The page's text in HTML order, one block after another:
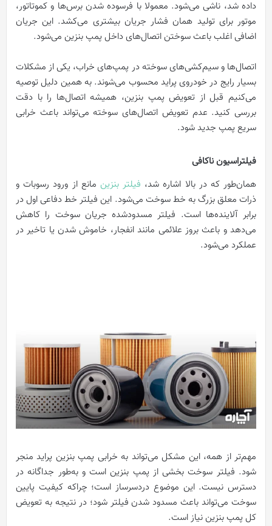
داده شد، ناشی می‌شود. معمولا با فرسوده شدن برس‌ها و کموتاتور،
موتور برای تولید همان فشار جریان بیشتری می‌کشد. این جریان
اضافی اغلب باعث سوختن اتصال‌های داخل پمپ بنزین می‌شود.
اتصال‌ها و سیم‌کشی‌های سوخته در پمپ‌های خراب، یکی از مشکلات
بسیار رایج در خودروی پراید محسوب می‌شوند. به همین دلیل توصیه
می‌کنیم قبل از تعویض پمپ بنزین، همیشه اتصال‌ها را با دقت
بررسی کنید. عدم تعویض اتصال‌های سوخته می‌تواند باعث خرابی
سریع پمپ جدید شود.
فیلتراسیون ناکافی
همان‌طور که در بالا اشاره شد، فیلتر بنزین مانع از ورود رسوبات و
ذرات معلق بزرگ به خط سوخت می‌شود. این فیلتر خط دفاعی اول در
برابر آلاینده‌ها است. فیلتر مسدودشده جریان سوخت را کاهش
می‌دهد و باعث بروز علائمی مانند انفجار، خاموش شدن یا تاخیر در
عملکرد می‌شود.
مهم‌تر از همه، این مشکل می‌تواند به خرابی پمپ بنزین پراید منجر
شود. فیلتر سوخت بخشی از پمپ بنزین است و به‌طور جداگانه در
دسترس نیست.این موضوع دردسرساز است؛ چراکه کیفیت پایین
سوخت می‌تواند باعث مسدود شدن فیلتر شود؛ در نتیجه به تعویض
کل پمپ بنزین نیاز است.